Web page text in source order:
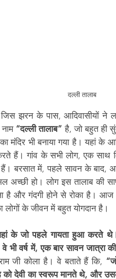
दल्ली तालाब
झरन के पास, आदिवासीयों ने
“दल्ली तालाब” है, जो बहुत ही
मंदिर भी बनाया गया है। यहां के
हैं। गांव के सभी लोग, एक
बरसात में, पहले सावन के बाद,
अच्छी हो। लोग इस तालाब की
है और गंदगी होने से रोका है।
लोगों के जीवन में बहुत योगदान है।
के जो पहले गायता हुआ करते
वे भी वर्ष में, एक बार सावन
जी कोला है। वे बताते हैं कि,
को देवी का स्वरूप मानते थे, और